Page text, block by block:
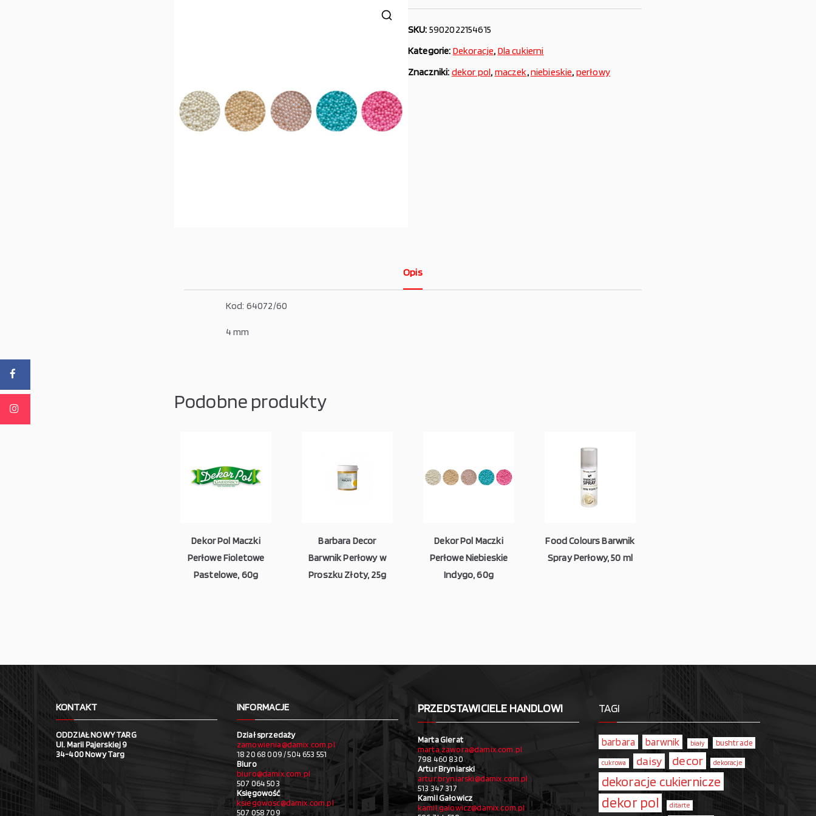
SKU: 5902022154615
Kategorie: Dekoracje, Dla cukierni
Znaczniki: dekor pol, maczek,niebieskie, perłowy
Opis
Kod: 64072/60
4 mm
Podobne produkty
Dekor Pol Maczki
Perłowe Fioletowe
Pastelowe, 60g
Barbara Decor
Barwnik Perłowy w
Proszku Złoty, 25g
Dekor Pol Maczki
Perłowe Niebieskie
Indygo, 60g
Food Colours Barwnik
Spray Perłowy, 50 ml
KONTAKT
ODDZIAŁ NOWY TARG
Ul. Marii Pajerskiej 9
34-400 Nowy Targ
INFORMACJE
Dział sprzedaży
zamowienia@damix.com.pl
18 20 68 009 / 504 653 551
Biuro
biuro@damix.com.pl
507 064 503
Księgowość
ksiegowosc@damix.com.pl
507 058 709
PRZEDSTAWICIELE HANDLOWI
Marta Gierat
marta.zawora@damix.com.pl
798 460 830
Artur Bryniarski
artur.bryniarski@damix.com.pl
513 347 317
Kamil Gałowicz
kamil.galowicz@damix.com.pl
TAGI
barbara barwnik biały bushtrade
cukrowa daisy decor dekoracje
dekoracje cukiernicze
dekor pol ditarte